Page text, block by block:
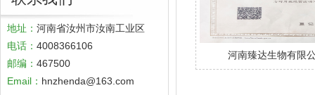
地址： 河南省汝州市汝南工业区
电话： 4008366106
邮编： 467500
Email： hnzhenda@163.com
河南臻达生物有限